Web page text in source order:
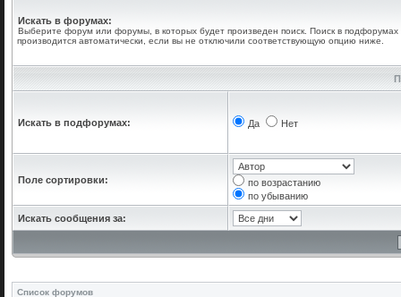
Искать в форумах:
Выберите форум или форумы, в которых будет произведен поиск. Поиск в подфорумах
производится автоматически, если вы не отключили соответствующую опцию ниже.
Искать в подфорумах: Да Нет
Поле сортировки:
по возрастанию
по убыванию
Искать сообщения за:
Список форумов